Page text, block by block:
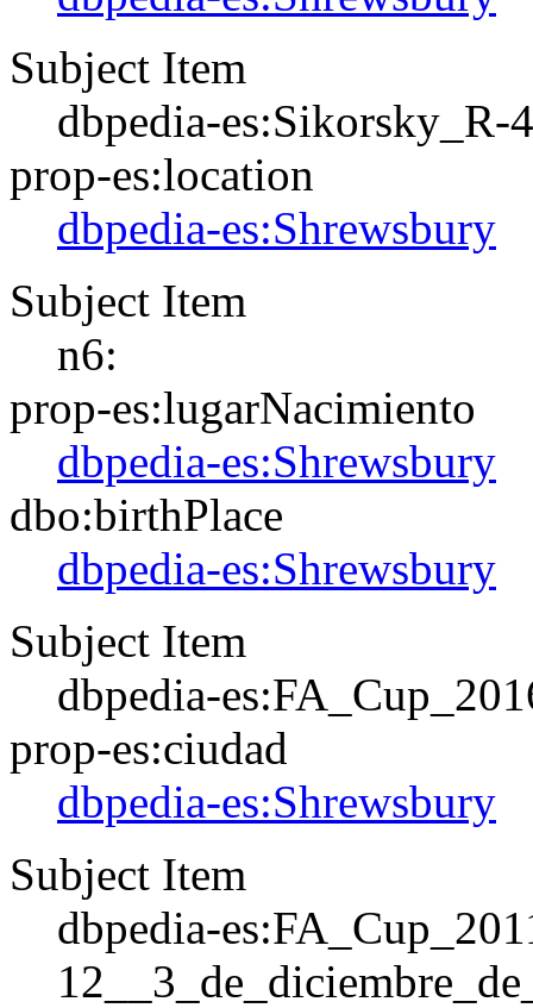
Subject Item
dbpedia-es:Sikorsky_R-4
prop-es:location
dbpedia-es:Shrewsbury
Subject Item
n6:
prop-es:lugarNacimiento
dbpedia-es:Shrewsbury
dbo:birthPlace
dbpedia-es:Shrewsbury
Subject Item
dbpedia-
prop-es:ciudad
dbpedia-es:Shrewsbury
Subject Item
dbpedia-